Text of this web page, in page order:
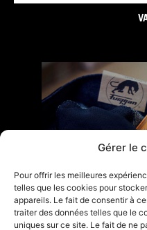
Gérer le
Pour offrir les meilleures
telles que les cookies pour
appareils. Le fait de consentir à
traiter des données telles que le
uniques sur ce site. Le fait de ne